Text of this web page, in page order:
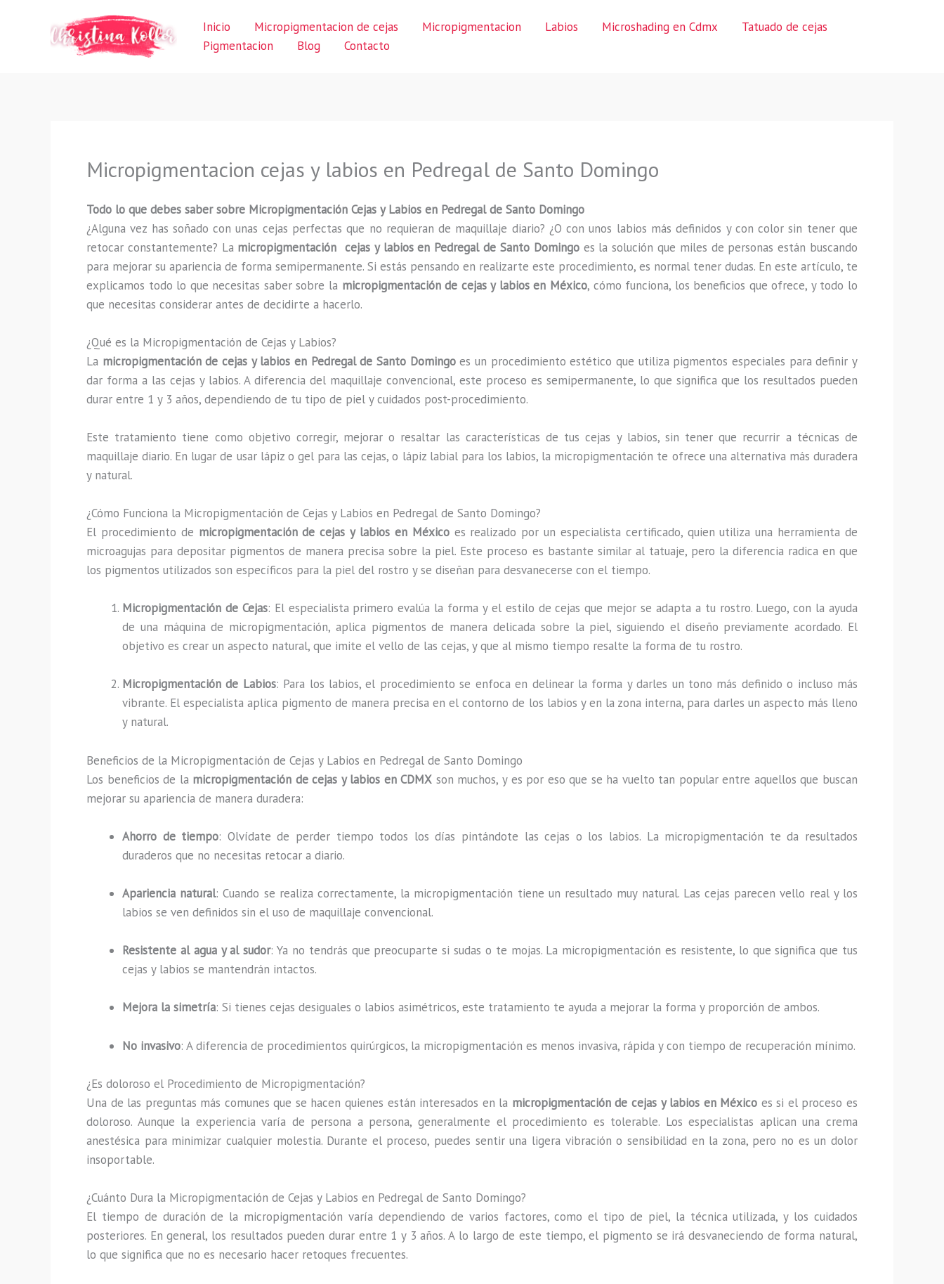
Inicio Micropigmentacion de cejas Micropigmentacion Labios Microshading en Cdmx
Tatuado de cejas
Pigmentacion
Blog Contacto
Micropigmentacion cejas y labios en Pedregal de Santo Domingo
Todo lo que debes saber sobre Micropigmentación Cejas y Labios en Pedregal de Santo Domingo
¿Alguna vez has soñado con unas cejas perfectas que no requieran de maquillaje diario? ¿O con unos labios más definidos y con color sin tener que
retocar constantemente? La micropigmentación cejas y labios en Pedregal de Santo Domingoes la solución que miles de personas están buscando
para mejorar su apariencia de forma semipermanente. Si estás pensando en realizarte este procedimiento, es normal tener dudas. En este artículo, te
explicamos todo lo que necesitas saber sobre la micropigmentación de cejas y labios en México, cómo funciona, los beneficios que ofrece, y todo lo
que necesitas considerar antes de decidirte a hacerlo.
¿Qué es la Micropigmentación de Cejas y Labios?
La micropigmentación de cejas y labios en Pedregal de Santo Domingoes un procedimiento estético que utiliza pigmentos especiales para definir y
dar forma a las cejas y labios. A diferencia del maquillaje convencional, este proceso es semipermanente, lo que significa que los resultados pueden
durar entre 1 y 3 años, dependiendo de tu tipo de piel y cuidados post-procedimiento.
Este tratamiento tiene como objetivo corregir, mejorar o resaltar las características de tus cejas y labios, sin tener que recurrir a técnicas de
maquillaje diario. En lugar de usar lápiz o gel para las cejas, o lápiz labial para los labios, la micropigmentación te ofrece una alternativa más duradera
y natural.
¿Cómo Funciona la Micropigmentación de Cejas y Labios en Pedregal de Santo Domingo?
El procedimiento de micropigmentación de cejas y labios en Méxicoes realizado por un especialista certificado, quien utiliza una herramienta de
microagujas para depositar pigmentos de manera precisa sobre la piel. Este proceso es bastante similar al tatuaje, pero la diferencia radica en que
los pigmentos utilizados son específicos para la piel del rostro y se diseñan para desvanecerse con el tiempo.
Micropigmentación de Cejas: El especialista primero evalúa la forma y el estilo de cejas que mejor se adapta a tu rostro. Luego, con la ayuda
de una máquina de micropigmentación, aplica pigmentos de manera delicada sobre la piel, siguiendo el diseño previamente acordado. El
objetivo es crear un aspecto natural, que imite el vello de las cejas, y que al mismo tiempo resalte la forma de tu rostro.
Micropigmentación de Labios: Para los labios, el procedimiento se enfoca en delinear la forma y darles un tono más definido o incluso más
vibrante. El especialista aplica pigmento de manera precisa en el contorno de los labios y en la zona interna, para darles un aspecto más lleno
y natural.
Beneficios de la Micropigmentación de Cejas y Labios en Pedregal de Santo Domingo
Los beneficios de la micropigmentación de cejas y labios en CDMX son muchos, y es por eso que se ha vuelto tan popular entre aquellos que buscan
mejorar su apariencia de manera duradera:
Ahorro de tiempo: Olvídate de perder tiempo todos los días pintándote las cejas o los labios. La micropigmentación te da resultados
duraderos que no necesitas retocar a diario.
Apariencia natural: Cuando se realiza correctamente, la micropigmentación tiene un resultado muy natural. Las cejas parecen vello real y los
labios se ven definidos sin el uso de maquillaje convencional.
Resistente al agua y al sudor: Ya no tendrás que preocuparte si sudas o te mojas. La micropigmentación es resistente, lo que significa que tus
cejas y labios se mantendrán intactos.
Mejora la simetría: Si tienes cejas desiguales o labios asimétricos, este tratamiento te ayuda a mejorar la forma y proporción de ambos.
No invasivo: A diferencia de procedimientos quirúrgicos, la micropigmentación es menos invasiva, rápida y con tiempo de recuperación mínimo.
¿Es doloroso el Procedimiento de Micropigmentación?
Una de las preguntas más comunes que se hacen quienes están interesados en la micropigmentación de cejas y labios en México es si el proceso es
doloroso. Aunque la experiencia varía de persona a persona, generalmente el procedimiento es tolerable. Los especialistas aplican una crema
anestésica para minimizar cualquier molestia. Durante el proceso, puedes sentir una ligera vibración o sensibilidad en la zona, pero no es un dolor
insoportable.
¿Cuánto Dura la Micropigmentación de Cejas y Labios en Pedregal de Santo Domingo?
El tiempo de duración de la micropigmentación varía dependiendo de varios factores, como el tipo de piel, la técnica utilizada, y los cuidados
posteriores. En general, los resultados pueden durar entre 1 y 3 años. A lo largo de este tiempo, el pigmento se irá desvaneciendo de forma natural,
lo que significa que no es necesario hacer retoques frecuentes.